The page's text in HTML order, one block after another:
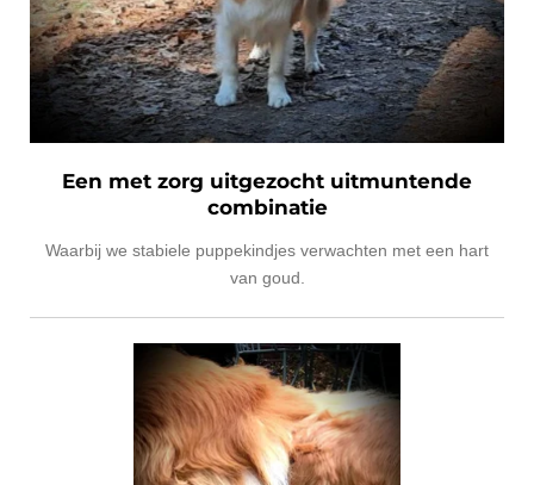
Een met zorg uitgezocht uitmuntende
combinatie
Waarbij we stabiele puppekindjes verwachten met een hart
van goud.